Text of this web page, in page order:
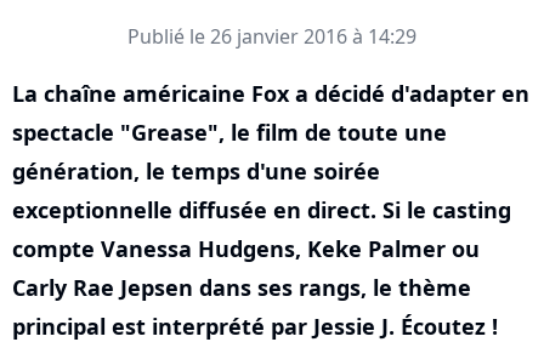
Publié le 26 janvier 2016 à 14:29
La chaîne américaine Fox a décidé d'adapter en
spectacle "Grease", le film de toute une
génération, le temps d'une soirée
exceptionnelle diffusée en direct. Si le casting
compte Vanessa Hudgens, Keke Palmer ou
Carly Rae Jepsen dans ses rangs, le thème
principal est interprété par Jessie J. Écoutez !